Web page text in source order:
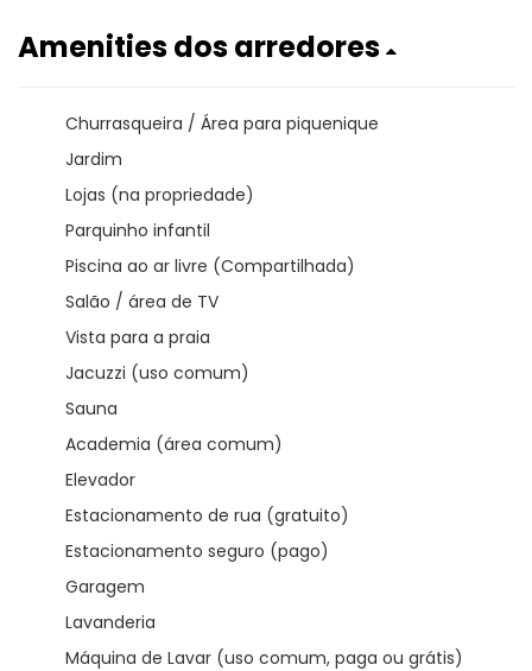
Amenities dos arredores
Churrasqueira / Área para piquenique
Jardim
Lojas (na propriedade)
Parquinho infantil
Piscina ao ar livre (Compartilhada)
Salão / área de TV
Vista para a praia
Jacuzzi (uso comum)
Sauna
Academia (área comum)
Elevador
Estacionamento de rua (gratuito)
Estacionamento seguro (pago)
Garagem
Lavanderia
Máquina de Lavar (uso comum, paga ou grátis)